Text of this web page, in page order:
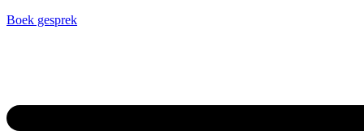
Boek gesprek